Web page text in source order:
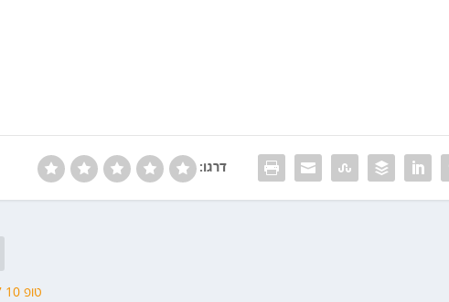
דרגו:
טופ 10 12-12-17